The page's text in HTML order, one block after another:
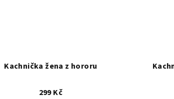
Kachnička žena z hororu
299 Kč